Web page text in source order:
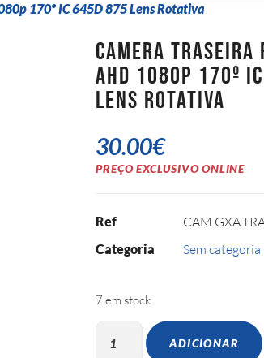
170º IC 645D 875 Lens Rotativa
Camera Traseira
AHD 1080p 170º
Lens Rotativa
30.00€
PREÇO EXCLUSIVO ONLINE
Ref
Categoria Sem categoria
7 em stock
ADICIONAR